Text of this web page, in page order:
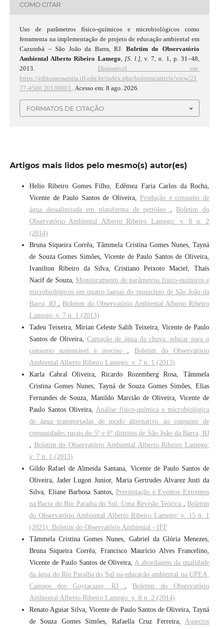
COMO CITAR
Uso de parâmetros físico-químicos e microbiológicos como
ferramenta na implementação de projeto de educação ambiental em
Cazumbá – São João da Barra, RJ. Boletim do Observatório
Ambiental Alberto Ribeiro Lamego, [S. l.], v. 7, n. 1, p. 31–48,
2013. Disponível em:
https://editoraessentia.iff.edu.br/index.php/boletim/article/view/21
77-4560.20130003.. Acesso em: 8 ago. 2026.
FORMATOS DE CITAÇÃO
Artigos mais lidos pelo mesmo(s) autor(es)
Helio Ribeiro Gomes Filho, Edêmea Faria Carlos da Rocha,
Vicente de Paulo Santos de Oliveira, Produção e consumo de
água dessalinizada em plataforma de petróleo , Boletim do
Observatório Ambiental Alberto Ribeiro Lamego: v. 8 n. 2
(2014)
Bruna Siqueira Corrêa, Tâmmela Cristina Gomes Nunes, Tayná
de Souza Gomes Simões, Vicente de Paulo Santos de Oliveira,
Ivanilton Ribeiro da Silva, Cristiano Peixoto Maciel, Thaís
Nacif de Souza, Monitoramento de parâmetros físico-químicos e
microbiológicos em quatro lagoas do município de São João da
Barra, RJ , Boletim do Observatório Ambiental Alberto Ribeiro
Lamego: v. 7 n. 1 (2013)
Tadeu Teixeira, Mirian Celeste Salih Teixeira, Vicente de Paulo
Santos de Oliveira, Captação de água da chuva: educar para o
consumo sustentável é preciso , Boletim do Observatório
Ambiental Alberto Ribeiro Lamego: v. 7 n. 1 (2013)
Karla Cabral Oliveira, Ricardo Rozemberg Rosa, Tâmmela
Cristina Gomes Nunes, Tayná de Souza Gomes Simões, Elias
Fernandes de Souza, Manildo Marcião de Oliveira, Vicente de
Paulo Santos Oliveira, Análise físico-química e microbiológica
de água transportadas de modo alternativo ao consumo de
comunidades rurais do 5º e 6º distritos de São João da Barra, RJ
, Boletim do Observatório Ambiental Alberto Ribeiro Lamego:
v. 7 n. 1 (2013)
Gildo Rafael de Almeida Santana, Vicente de Paulo Santos de
Oliveira, Jader Lugon Junior, Maria Gertrudes Alvarez Justi da
Silva, Eliane Barbosa Santos, Precipitação e Eventos Extremos
na Bacia do Rio Paraíba do Sul: Uma Revisão Teórica , Boletim
do Observatório Ambiental Alberto Ribeiro Lamego: v. 15 n. 1
(2021): Boletim do Observatório Ambiental - IFF
Tâmmela Cristina Gomes Nunes, Gabriel da Glória Menezes,
Bruna Siqueira Corrêa, Francisco Maurício Alves Francelino,
Vicente de Paulo Santos de Oliveira,A abordagem da qualidade
da água do Rio Paraíba do Sul na educação ambiental na UPEA,
Campos dos Goytacazes, RJ , Boletim do Observatório
Ambiental Alberto Ribeiro Lamego: v. 8 n. 2 (2014)
Renato Aguiar Silva, Vicente de Paulo Santos de Oliveira, Tayná
de Souza Gomes Simões, Rafaella Cruz Ferreira,Aspectos